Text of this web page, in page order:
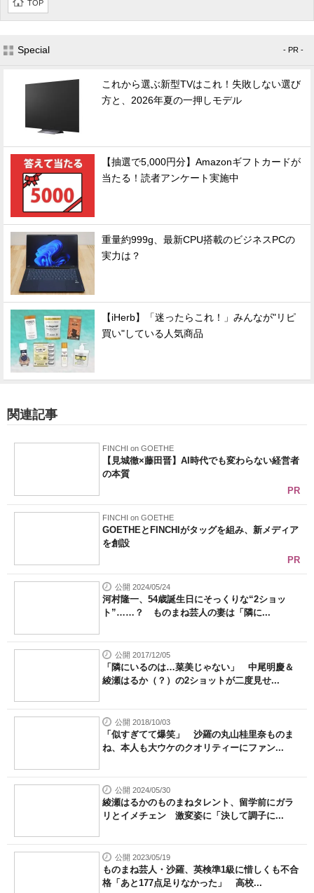
TOP
Special - PR -
これから選ぶ新型TVはこれ！失敗しない選び
方と、2026年夏の一押しモデル
【抽選で5,000円分】Amazonギフトカードが
当たる！読者アンケート実施中
重量約999g、最新CPU搭載のビジネスPCの
実力は？
【iHerb】「迷ったらこれ！」みんなが"リピ
買い"している人気商品
関連記事
FINCHI on GOETHE
【見城徹×藤田晋】AI時代でも変わらない経営者
の本質
PR
FINCHI on GOETHE
GOETHEとFINCHIがタッグを組み、新メディア
を創設
PR
公開 2024/05/24
河村隆一、54歳誕生日にそっくりな“2ショッ
ト”……？ ものまね芸人の妻は「隣に...
公開 2017/12/05
「隣にいるのは…菜美じゃない」 中尾明慶＆
綾瀬はるか（？）の2ショットが二度見せ...
公開 2018/10/03
「似すぎてて爆笑」 沙羅の丸山桂里奈ものま
ね、本人も大ウケのクオリティーにファン...
公開 2024/05/30
綾瀬はるかのものまねタレント、留学前にガラ
リとイメチェン 激変姿に「決して調子に...
公開 2023/05/19
ものまね芸人・沙羅、英検準1級に惜しくも不合
格「あと177点足りなかった」 高校...